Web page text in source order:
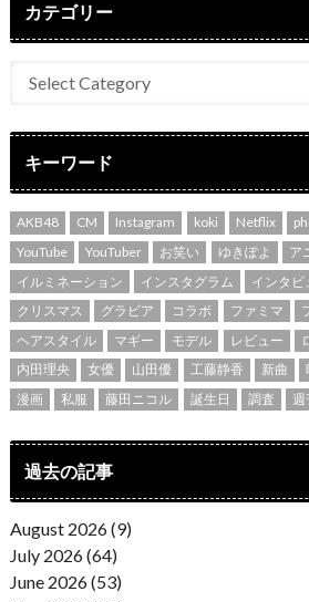
カテゴリー
キーワード
AKB48 CM Instagram koki Netflix
YouTube
YouTuber お笑い ゆきぽよ ア
イルミネーション
インスタグラム インタビ
クリスマス
グラビア コラボ ファミマ
ヘアスタイル
マギー モデル レビュー
内田理央
女優 山田優 工藤静香 新曲
漫画
私服 藤田ニコル 誕生日 調査
過去の記事
August 2026 (9)
July 2026 (64)
June 2026 (53)